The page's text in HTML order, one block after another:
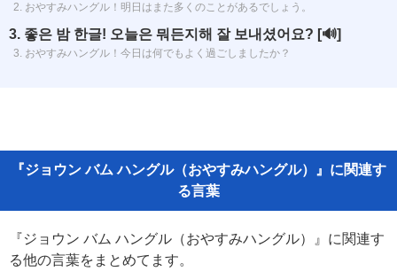
2. おやすみハングル！明日はまた多くのことがあるでしょう。
3. 좋은 밤 한글! 오늘은 뭐든지해 잘 보내셨어요? [🔊]
3. おやすみハングル！今日は何でもよく過ごしましたか？
『ジョウン バム ハングル（おやすみハングル）』に関連す
る言葉
『ジョウン バム ハングル（おやすみハングル）』に関連す
る他の言葉をまとめてます。